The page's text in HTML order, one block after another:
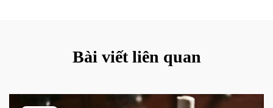
Bài viết liên quan